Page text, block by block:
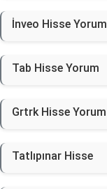
İnveo Hisse Yorum
Tab Hisse Yorum
Grtrk Hisse Yorum
Tatlıpınar Hisse